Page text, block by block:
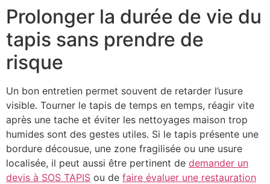
Prolonger la durée de vie du
tapis sans prendre de
risque
Un bon entretien permet souvent de retarder l’usure
visible. Tourner le tapis de temps en temps, réagir vite
après une tache et éviter les nettoyages maison trop
humides sont des gestes utiles. Si le tapis présente une
bordure décousue, une zone fragilisée ou une usure
localisée, il peut aussi être pertinent de demander un
devis à SOS TAPIS ou de faire évaluer une restauration